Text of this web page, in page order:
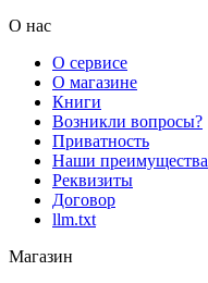
О нас
О сервисе
О магазине
Книги
Возникли вопросы?
Приватность
Наши преимущества
Реквизиты
Договор
llm.txt
Магазин